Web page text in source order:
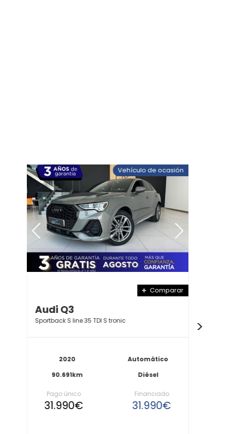
Vehículo de ocasión
Comparar
Audi Q3
Sportback S line 35 TDI S tronic
2020
90.691km
Automático
Diésel
Pago único
31.990€
Financiado
31.990€